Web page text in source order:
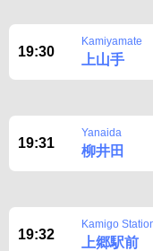
19:30
Kamiyamate
上山手
19:31
Yanaida
柳井田
19:32
Kamigo
上郷駅前